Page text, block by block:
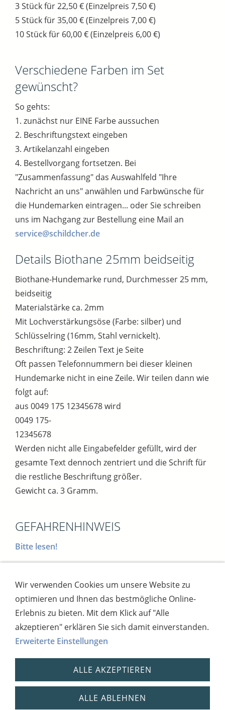
3 Stück für 22,50 € (Einzelpreis 7,50 €)
5 Stück für 35,00 € (Einzelpreis 7,00 €)
10 Stück für 60,00 € (Einzelpreis 6,00 €)
Verschiedene Farben im Set
gewünscht?
So gehts:
1. zunächst nur EINE Farbe aussuchen
2. Beschriftungstext eingeben
3. Artikelanzahl eingeben
4. Bestellvorgang fortsetzen. Bei
"Zusammenfassung" das Auswahlfeld "Ihre
Nachricht an uns" anwählen und Farbwünsche für
die Hundemarken eintragen... oder Sie schreiben
uns im Nachgang zur Bestellung eine Mail an
service@schildcher.de
Details Biothane 25mm beidseitig
Biothane-Hundemarke rund, Durchmesser 25 mm,
beidseitig
Materialstärke ca. 2mm
Mit Lochverstärkungsöse (Farbe: silber) und
Schlüsselring (16mm, Stahl vernickelt).
Beschriftung: 2 Zeilen Text je Seite
Oft passen Telefonnummern bei dieser kleinen
Hundemarke nicht in eine Zeile. Wir teilen dann wie
folgt auf:
aus 0049 175 12345678 wird
0049 175-
12345678
Werden nicht alle Eingabefelder gefüllt, wird der
gesamte Text dennoch zentriert und die Schrift für
die restliche Beschriftung größer.
Gewicht ca. 3 Gramm.
GEFAHRENHINWEIS
Bitte lesen!
Impressum AGB
Widerrufsbutton
Widerrufsrecht
Online-Streitschlichtung
Datenschutz
Versand
Bezahlsysteme
Kontakt
Disclaimer Versandtage Cookies
Bankverbindung: Consorsbank, Kt-Inhaber:
Dietmar Fuchs
IBAN: DE27 7012 0400 7111 5910 17 / BIC:
CSDBDE71
Steuernummer: 2181931254,
USt.-IdNr.: DE 269148408
Wir verwenden Cookies um unsere Website zu
optimieren und Ihnen das bestmögliche Online-
Erlebnis zu bieten. Mit dem Klick auf "Alle
akzeptieren" erklären Sie sich damit einverstanden.
Erweiterte Einstellungen
ALLE AKZEPTIEREN
ALLE ABLEHNEN